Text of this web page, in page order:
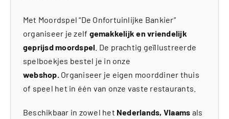
Met Moordspel “De Onfortuinlijke Bankier”
organiseer je zelf gemakkelijk en vriendelijk
geprijsd moordspel . De prachtig geïllustreerde
spelboekjes bestel je in onze
webshop. Organiseer je eigen moorddiner thuis
of speel het in één van onze vaste restaurants.
Beschikbaar in zowel het Nederlands, Vlaams als